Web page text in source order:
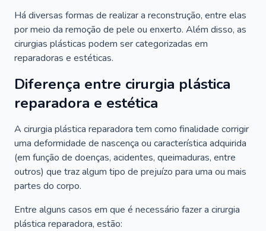
Há diversas formas de realizar a reconstrução, entre elas
por meio da remoção de pele ou enxerto. Além disso, as
cirurgias plásticas podem ser categorizadas em
reparadoras e estéticas.
Diferença entre cirurgia plástica
reparadora e estética
A cirurgia plástica reparadora tem como finalidade corrigir
uma deformidade de nascença ou característica adquirida
(em função de doenças, acidentes, queimaduras, entre
outros) que traz algum tipo de prejuízo para uma ou mais
partes do corpo.
Entre alguns casos em que é necessário fazer a cirurgia
plástica reparadora, estão: